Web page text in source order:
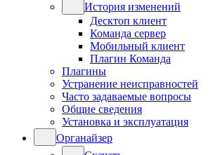
История изменений
Десктоп клиент
Команда сервер
Мобильный клиент
Плагин Команда
Плагины
Устранение неисправностей
Часто задаваемые вопросы
Общие сведения
Установка и эксплуатация
Органайзер